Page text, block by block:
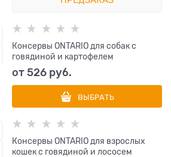
Консервы ONTARIO для собак с
говядиной и картофелем
от526 руб.
ВЫБРАТЬ
Консервы ONTARIO для взрослых
кошек с говядиной и лососем